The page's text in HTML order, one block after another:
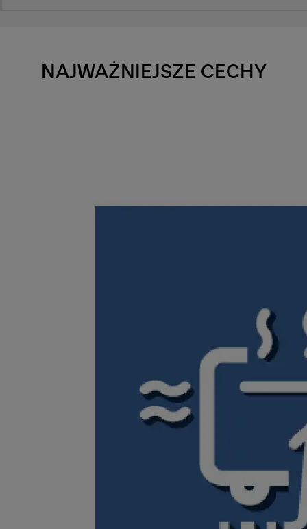
NAJWAŻNIEJSZE CECHY